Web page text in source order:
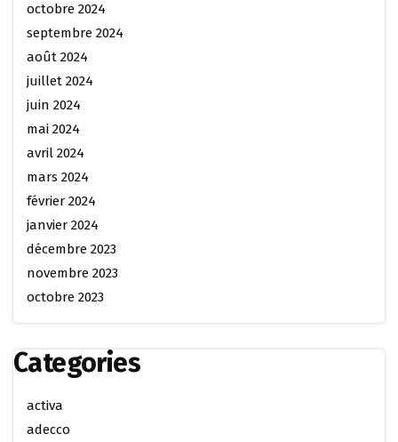
octobre 2024
septembre 2024
août 2024
juillet 2024
juin 2024
mai 2024
avril 2024
mars 2024
février 2024
janvier 2024
décembre 2023
novembre 2023
octobre 2023
Categories
activa
adecco